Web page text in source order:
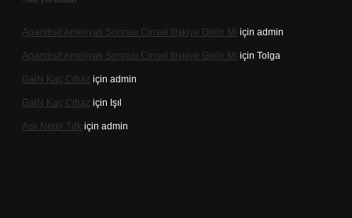
Apandisit Ameliyatı Sonrası Cinsel Ilişkiye Girilir Mi için admin
Apandisit Ameliyatı Sonrası Cinsel Ilişkiye Girilir Mi için Tolga
Gai̇N Kaç Cihaz için admin
Gai̇N Kaç Cihaz için Işıl
Aslı Nedir Tdk için admin